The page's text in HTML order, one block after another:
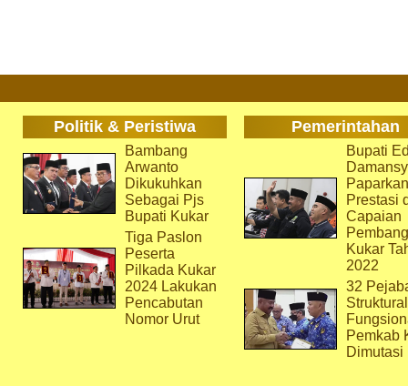
Politik & Peristiwa Pemerintahan
Bambang
Arwanto
Dikukuhkan
Sebagai Pjs
Bupati Kukar
Tiga Paslon
Peserta
Pilkada Kukar
2024 Lakukan
Pencabutan
Nomor Urut
Bupati
Paparkan
Prestasi
Capaian
Kukar
2022
32
Pemkab
Dimutasi